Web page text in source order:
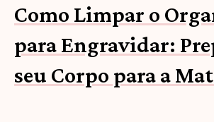
Como Limpar o
para Engravidar:
seu Corpo para a